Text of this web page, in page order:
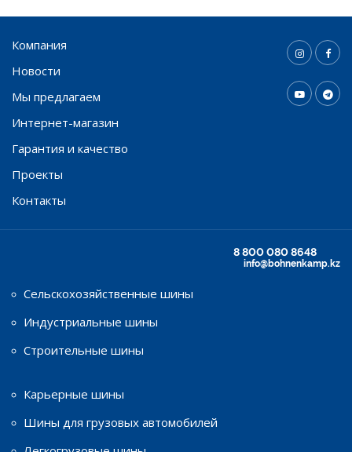
Компания
Новости
Мы предлагаем
Интернет-магазин
Гарантия и качество
Проекты
Контакты
8 800 080 8648
info@bohnenkamp.kz
Сельскохозяйственные шины
Индустриальные шины
Строительные шины
Карьерные шины
Шины для грузовых автомобилей